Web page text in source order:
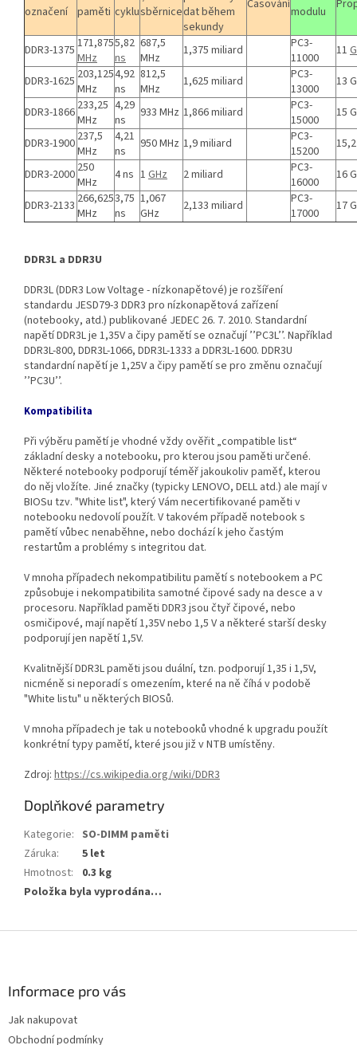
označení paměti cyklusběrnicedat během
sekundy
Časovánímodulu
DDR3-1375 171,875
MHz
5,82
ns
687,5
MHz
1,375 miliard
PC3-
11000
11
DDR3-1625 203,125
MHz
4,92
ns
812,5
MHz
1,625 miliard
PC3-
13000
13
DDR3-1866 233,25
MHz
4,29
ns
933 MHz 1,866 miliard
PC3-
15000
15
DDR3-1900 237,5
MHz
4,21
ns
950 MHz 1,9 miliard
PC3-
15200
DDR3-2000 250
MHz
4 ns 1 GHz 2 miliard
PC3-
16000
16
DDR3-2133 266,625
MHz
3,75
ns
1,067
GHz
2,133 miliard
PC3-
17000
17
DDR3L a DDR3U
DDR3L (DDR3 Low Voltage - nízkonapětové) je rozšíření
standardu JESD79-3 DDR3 pro nízkonapětová zařízení
(notebooky, atd.) publikované JEDEC 26. 7. 2010. Standardní
napětí DDR3L je 1,35V a čipy pamětí se označují ’’PC3L’’. Například
DDR3L‐800, DDR3L‐1066, DDR3L‐1333 a DDR3L‐1600. DDR3U
standardní napětí je 1,25V a čipy pamětí se pro změnu označují
’’PC3U’’.
Kompatibilita
Při výběru pamětí je vhodné vždy ověřit „compatible list“
základní desky a notebooku, pro kterou jsou paměti určené.
Některé notebooky podporují téměř jakoukoliv paměť, kterou
do něj vložíte. Jiné značky (typicky LENOVO, DELL atd.) ale mají v
BIOSu tzv. "White list", který Vám necertifikované paměti v
notebooku nedovolí použít. V takovém případě notebook s
pamětí vůbec nenaběhne, nebo dochází k jeho častým
restartům a problémy s integritou dat.
V mnoha případech nekompatibilitu pamětí s notebookem a PC
způsobuje i nekompatibilita samotné čipové sady na desce a v
procesoru. Například paměti DDR3 jsou čtyř čipové, nebo
osmičipové, mají napětí 1,35V nebo 1,5 V a některé starší desky
podporují jen napětí 1,5V.
Kvalitnější DDR3L paměti jsou duální, tzn. podporují 1,35 i 1,5V,
nicméně si neporadí s omezením, které na ně číhá v podobě
"White listu" u některých BIOSů.
V mnoha případech je tak u notebooků vhodné k upgradu použít
konkrétní typy pamětí, které jsou již v NTB umístěny.
Zdroj: https://cs.wikipedia.org/wiki/DDR3
Doplňkové parametry
Kategorie: SO-DIMM paměti
Záruka:
5 let
Hmotnost:
0.3 kg
Položka byla vyprodána…
Informace pro vás
Jak nakupovat
Obchodní podmínky